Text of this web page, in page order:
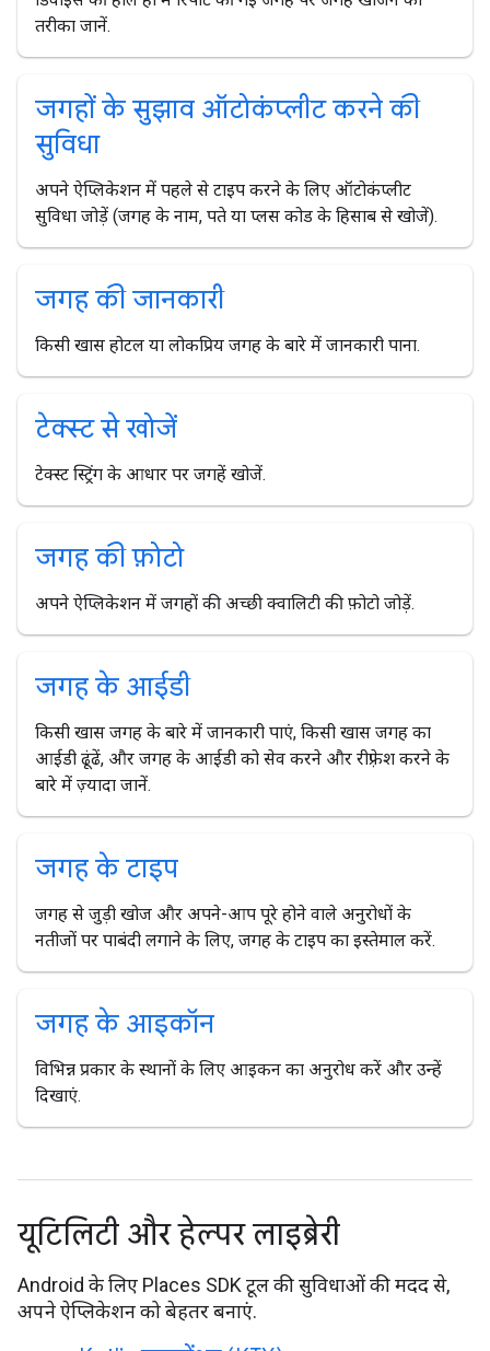
तरीका जानें.
जगहों के सुझाव ऑटोकंप्लीट करने की
सुविधा
अपने ऐप्लिकेशन में पहले से टाइप करने के लिए ऑटोकंप्लीट
सुविधा जोड़ें (जगह के नाम, पते या प्लस कोड के हिसाब से खोजें).
जगह की जानकारी
किसी खास होटल या लोकप्रिय जगह के बारे में जानकारी पाना.
टेक्स्ट से खोजें
टेक्स्ट स्ट्रिंग के आधार पर जगहें खोजें.
जगह की फ़ोटो
अपने ऐप्लिकेशन में जगहों की अच्छी क्वालिटी की फ़ोटो जोड़ें.
जगह के आईडी
किसी खास जगह के बारे में जानकारी पाएं, किसी खास जगह का
आईडी ढूंढें, और जगह के आईडी को सेव करने और रीफ़्रेश करने के
बारे में ज़्यादा जानें.
जगह के टाइप
जगह से जुड़ी खोज और अपने-आप पूरे होने वाले अनुरोधों के
नतीजों पर पाबंदी लगाने के लिए, जगह के टाइप का इस्तेमाल करें.
जगह के आइकॉन
विभिन्न प्रकार के स्थानों के लिए आइकन का अनुरोध करें और उन्हें
दिखाएं.
यूटिलिटी और हेल्पर लाइब्रेरी
Android के लिए Places SDK टूल की सुविधाओं की मदद से,
अपने ऐप्लिकेशन को बेहतर बनाएं.